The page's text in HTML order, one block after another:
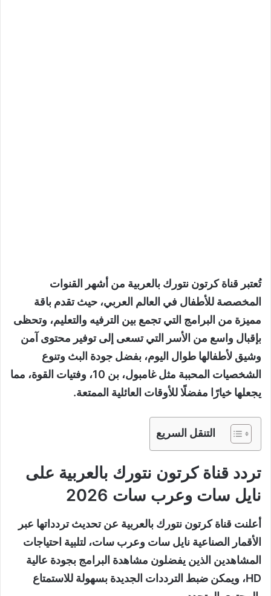
تُعتبر قناة كرتون نتورك بالعربية من أشهر القنوات
المخصصة للأطفال في العالم العربي، حيث تقدم باقة
مميزة من البرامج التي تجمع بين الترفيه والتعليم، وتحظى
بإقبال واسع من الأسر التي تسعى إلى توفير محتوى آمن
وشيق لأطفالها طوال اليوم، بفضل جودة البث وتنوع
الشخصيات المحببة مثل غامبول، بن 10، وفتيات القوة، مما
يجعلها خيارًا مفضلًا للأوقات العائلية الممتعة.
التنقل السريع
تردد قناة كرتون نتورك بالعربية على
نايل سات وعرب سات 2026
أعلنت قناة كرتون نتورك بالعربية عن تحديث تردداتها عبر
الأقمار الصناعية نايل سات وعرب سات، لتلبية احتياجات
المشاهدين الذين يفضلون مشاهدة البرامج بجودة عالية
HD، ويمكن ضبط الترددات الجديدة بسهولة للاستمتاع